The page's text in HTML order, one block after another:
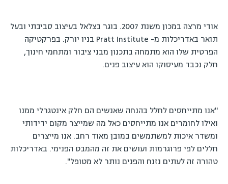
אודי מרצה במכון משנת 2007. בוגר בצלאל בעיצוב סביבתי ובעל
תואר באדריכלות מ- Pratt Institute בניו יורק. בפרקטיקה
הפרטית שלו הוא מתמחה בתכנון מבני ציבור ומתחמי חינוך,
חלק נכבד מעיסוקו הוא עיצוב פנים.
"אנו מתייחסים לחלל בהנחה שאנשים הם חלק אינטגרלי ממנו
ואילו לחומרים אנו מתייחסים כאל מה שמייצר מקום ידידותי
ומשדר איכות למשתמשים במובן מאוד רחב. אנו מייצרים
חללים לפי פרוגרמות ועושים את זה מהמבט הפנימי. באדריכלות
טהורה זה לעתים נזנח והפנים נותר לא מטופל".